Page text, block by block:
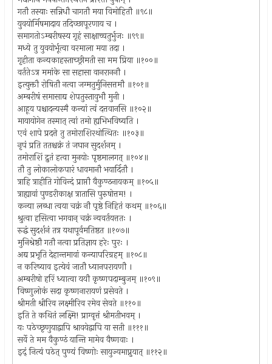
गतौ तस्याः सन्निधौ चागतौ मया विमोहितौ ॥९८॥
युवयोर्मिषमादाय तदिच्छापूरणाय च ।
समागतोऽम्बरीषस्य गृहं साक्षाच्चतुर्भुजः ॥९९॥
मध्ये तु युवयोर्भूत्वा वरमाला मया तदा ।
गृहीता कन्यकाहस्ताच्छ्रीमती सा मम प्रिया ॥१००॥
वर्ततेऽत्र ममांके सा सहासा वानराननौ ।
इत्युक्तौ रोषितौ नत्वा जग्मतुर्मुनिसत्तमौ ॥१०१॥
अम्बरीषं समासाद्य शेपतुस्तावुभौ मुनी ।
आहूय पश्चादन्यस्मै कन्यां त्वं दत्तवानसि ॥१०२॥
मायायोगेन तस्मात् त्वां तमो ह्यभिभविष्यति ।
एवं शापे प्रदत्ते तु तमोराशिरथोत्थितः ॥१०३॥
नृपं प्रति ततश्चक्रं तं जघान सुदर्शनम् ।
तमोराशिं द्रुतं हत्वा मुनयोः पृष्ठमालगत् ॥१०४॥
तौ तु लोकालोकपारं धावमानौ भयार्दितौ ।
त्राहि त्राहीति गोविन्दं प्राप्तौ वैकुण्ठनायकम् ॥१०५॥
त्राह्यावां पुण्डरीकाक्ष त्रातासि पुरुषोत्तम! ।
कन्या लब्धा त्वया चक्रं नौ पृष्ठे निहितं कथम् ॥१०६॥
श्रुत्वा हसित्वा भगवान् चक्रं न्यवर्तयत्ततः ।
रुद्धं सुदर्शनं तत्र यथापूर्वमतिष्ठत ॥१०७॥
मुनिश्रेष्ठौ गतौ नत्वा प्रतिज्ञाय हरेः पुरः ।
अद्य प्रभृति देहान्तमावां कन्यापरिग्रहम् ॥१०८॥
न करिष्याव इत्येवं जातौ ध्यानपरायणौ ।
अम्बरीषो हरिं ध्यात्वा ययौ कृष्णपदाम्बुजम् ॥१०९॥
विष्णुलोकं सदा कृष्णनारायणं प्रसेवते ।
श्रीमती श्रीरिव लक्ष्मीरिव रमेव सेवते ॥११०॥
इति ते कथितं लक्ष्मि! प्राग्वृत्तं श्रीमतीभवम् ।
यः पठेच्छृणुयाद्वापि श्रावयेद्वापि या सती ॥१११॥
सर्वे ते मम वैकुण्ठं यान्ति मामेव वैष्णवाः ।
इद्ं नित्यं पठेत् पुण्यं विष्णोः सायुज्यमाप्नुयात् ॥११२॥